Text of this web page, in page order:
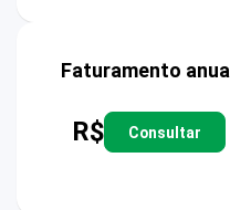
Faturamento anual
R$ Consultar